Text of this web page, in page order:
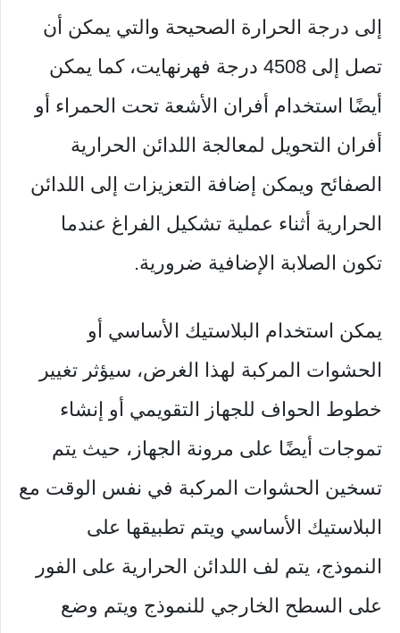
إلى درجة الحرارة الصحيحة والتي يمكن أن
تصل إلى 4508 درجة فهرنهايت، كما يمكن
أيضًا استخدام أفران الأشعة تحت الحمراء أو
أفران التحويل لمعالجة اللدائن الحرارية
الصفائح ويمكن إضافة التعزيزات إلى اللدائن
الحرارية أثناء عملية تشكيل الفراغ عندما
تكون الصلابة الإضافية ضرورية.
يمكن استخدام البلاستيك الأساسي أو
الحشوات المركبة لهذا الغرض، سيؤثر تغيير
خطوط الحواف للجهاز التقويمي أو إنشاء
تموجات أيضًا على مرونة الجهاز، حيث يتم
تسخين الحشوات المركبة في نفس الوقت مع
البلاستيك الأساسي ويتم تطبيقها على
النموذج، يتم لف اللدائن الحرارية على الفور
على السطح الخارجي للنموذج ويتم وضع